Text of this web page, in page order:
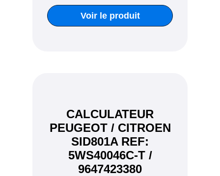
Voir le produit
CALCULATEUR
PEUGEOT / CITROEN
SID801A REF:
5WS40046C-T /
9647423380